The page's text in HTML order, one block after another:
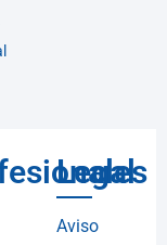
Legal
Aviso